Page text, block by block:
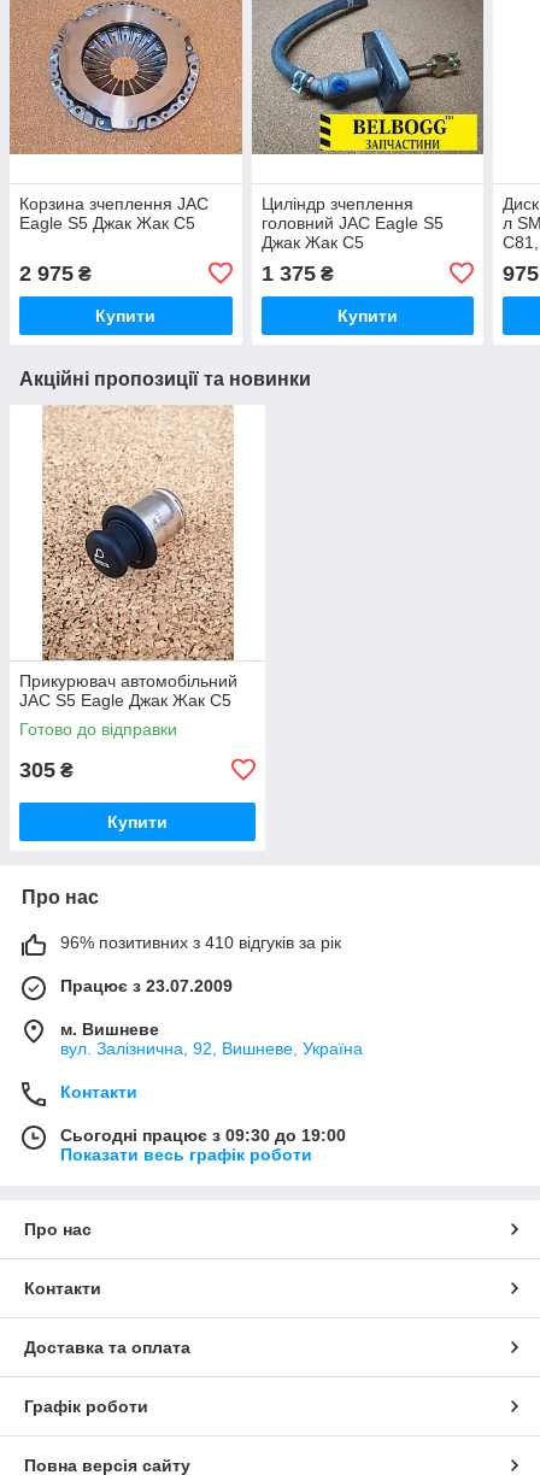
Корзина зчеплення JAC
Eagle S5 Джак Жак С5
2 975 ₴
Купити
Циліндр зчеплення
головний JAC Eagle S5
Джак Жак С5
1 375₴
Купити
л
975
Акційні пропозиції та новинки
Прикурювач автомобільний
JAC S5 Eagle Джак Жак С5
Готово до відправки
305 ₴
Купити
Про нас
96% позитивних з 410 відгуків за рік
Працює з 23.07.2009
м. Вишневе
вул. Залізнична, 92, Вишневе, Україна
Контакти
Сьогодні працює з 09:30 до 19:00
Показати весь графік роботи
Про нас
Контакти
Доставка та оплата
Графік роботи
Повна версія сайту